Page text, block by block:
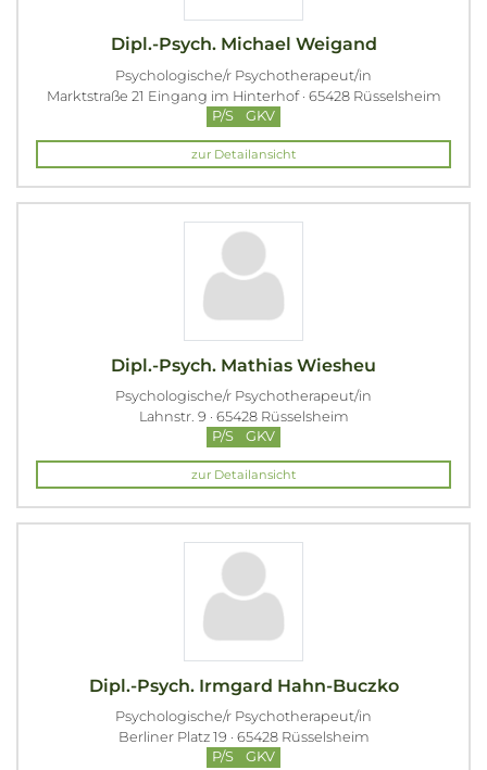
Dipl.-Psych. Michael Weigand
Psychologische/r Psychotherapeut/in
Marktstraße 21 Eingang im Hinterhof · 65428 Rüsselsheim
P/S
GKV
zur Detailansicht
Dipl.-Psych. Mathias Wiesheu
Psychologische/r Psychotherapeut/in
Lahnstr. 9 · 65428 Rüsselsheim
P/S
GKV
zur Detailansicht
Dipl.-Psych. Irmgard Hahn-Buczko
Psychologische/r Psychotherapeut/in
Berliner Platz 19 · 65428 Rüsselsheim
P/S
GKV